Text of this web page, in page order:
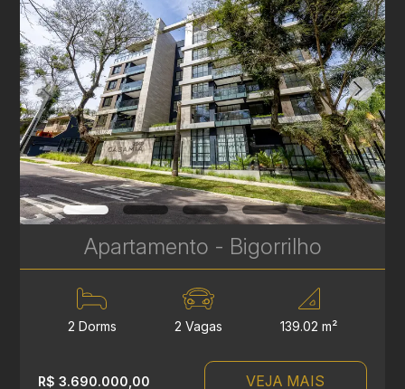
Apartamento - Bigorrilho
2 Dorms 2 Vagas 139.02 m²
R$ 3.690.000,00 VEJA MAIS